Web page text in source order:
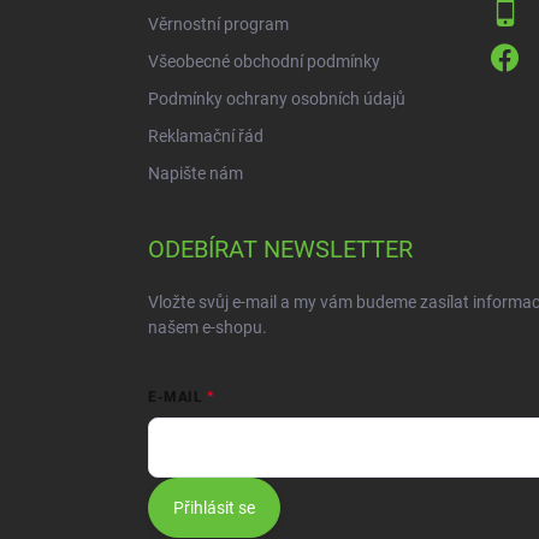
Věrnostní program
Všeobecné obchodní podmínky
Podmínky ochrany osobních údajů
Reklamační řád
Napište nám
ODEBÍRAT NEWSLETTER
Vložte svůj e-mail a my vám budeme zasílat
našem e-shopu.
E-MAIL
Přihlásit se